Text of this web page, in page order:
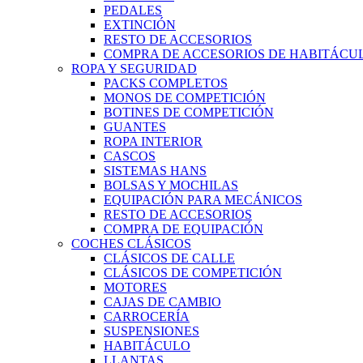
PEDALES
EXTINCIÓN
RESTO DE ACCESORIOS
COMPRA DE ACCESORIOS DE
ROPA Y SEGURIDAD
PACKS COMPLETOS
MONOS DE COMPETICIÓN
BOTINES DE COMPETICIÓN
GUANTES
ROPA INTERIOR
CASCOS
SISTEMAS HANS
BOLSAS Y MOCHILAS
EQUIPACIÓN PARA MECÁNICOS
RESTO DE ACCESORIOS
COMPRA DE EQUIPACIÓN
COCHES CLÁSICOS
CLÁSICOS DE CALLE
CLÁSICOS DE COMPETICIÓN
MOTORES
CAJAS DE CAMBIO
CARROCERÍA
SUSPENSIONES
HABITÁCULO
LLANTAS